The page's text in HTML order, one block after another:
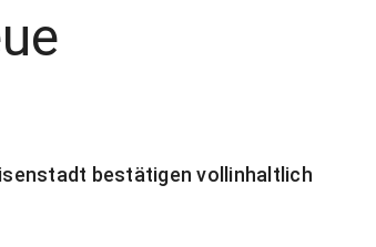
bestätigen vollinhaltlich